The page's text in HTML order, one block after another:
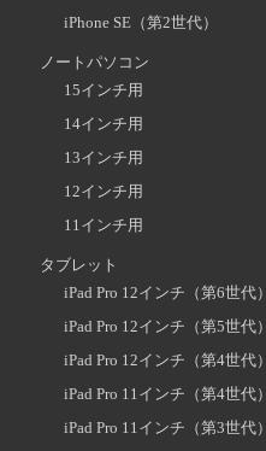
iPhone SE（第2世代）
ノートパソコン
15インチ用
14インチ用
13インチ用
12インチ用
11インチ用
タブレット
iPad Pro 12インチ（第6世代）
iPad Pro 12インチ（第5世代）
iPad Pro 12インチ（第4世代）
iPad Pro 11インチ（第4世代）
iPad Pro 11インチ（第3世代）